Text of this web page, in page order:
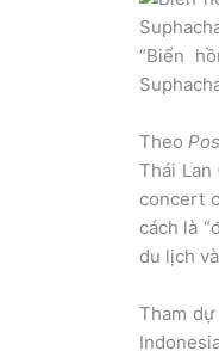
“Biển
Theo
Thái Lan
concert
cách là
du lịch
Tham